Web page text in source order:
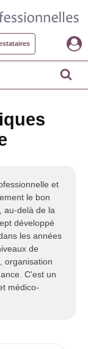
et
le bon
au-delà de la
développé
les années
de
organisation
C'est un
médico-